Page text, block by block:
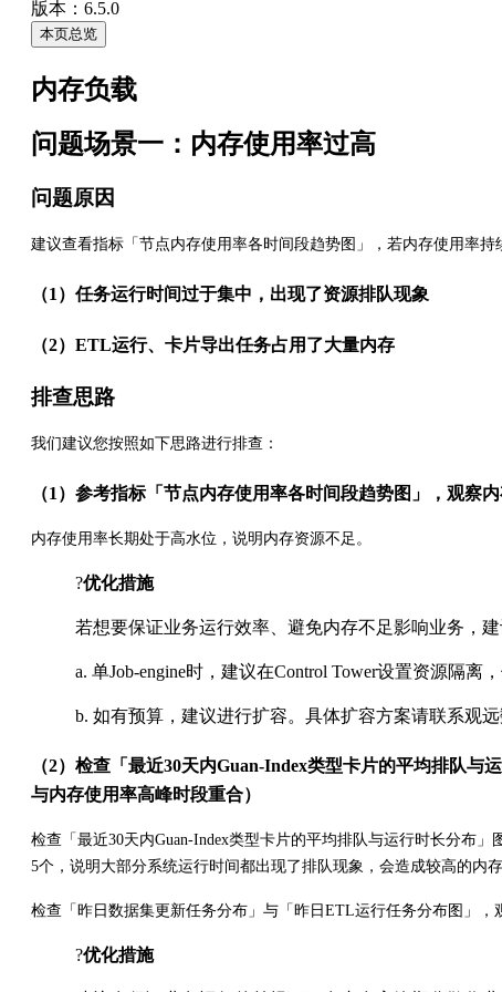
版本：6.5.0
本页总览
内存负载
问题场景一：内存使用率过高
问题原因
建议查看指标「节点内存使用率各时间段趋势图」，若内存使用率
（1）任务运行时间过于集中，出现了资源排队现象
（2）ETL运行、卡片导出任务占用了大量内存
排查思路
我们建议您按照如下思路进行排查：
（1）参考指标「节点内存使用率各时间段趋势图」，观察
内存使用率长期处于高水位，说明内存资源不足。
?优化措施
若想要保证业务运行效率、避免内存不足影响业务，建
a. 单Job-engine时，建议在Control Tower设置资源隔离
b. 如有预算，建议进行扩容。具体扩容方案请联系观远
（2）检查「最近30天内Guan-Index类型卡片的平均排队
与内存使用率高峰时段重合）
检查「最近30天内Guan-Index类型卡片的平均排队与运行时长分布
5个，说明大部分系统运行时间都出现了排队现象，会造成较高的内存
检查「昨日数据集更新任务分布」与「昨日ETL运行任务分布图」，
?优化措施